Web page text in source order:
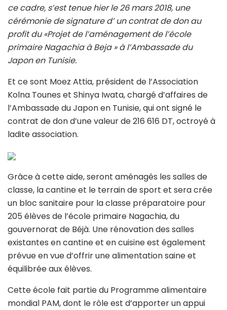
ce cadre, s’est tenue hier le 26 mars 2018, une
cérémonie de signature d’ un contrat de don au
profit du «Projet de l’aménagement de l’école
primaire Nagachia à Beja » à l’Ambassade du
Japon en Tunisie.
Et ce sont Moez Attia, président de l’Association
Kolna Tounes et Shinya Iwata, chargé d’affaires de
l’Ambassade du Japon en Tunisie, qui ont signé le
contrat de don d’une valeur de 216 616 DT, octroyé à
ladite association.
Grâce à cette aide, seront aménagés les salles de
classe, la cantine et le terrain de sport et sera crée
un bloc sanitaire pour la classe préparatoire pour
205 élèves de l’école primaire Nagachia, du
gouvernorat de Béjà. Une rénovation des salles
existantes en cantine et en cuisine est également
prévue en vue d’offrir une alimentation saine et
équilibrée aux élèves.
Cette école fait partie du Programme alimentaire
mondial PAM, dont le rôle est d’apporter un appui